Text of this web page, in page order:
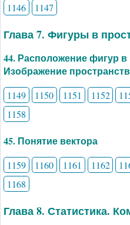
1146
1147
Глава 7. Фигуры в
44. Расположение фигур в
Изображение
1149 1150 1151 1152
1158
45. Понятие вектора
1159 1160 1161 1162
1168
Глава 8. Статистика.